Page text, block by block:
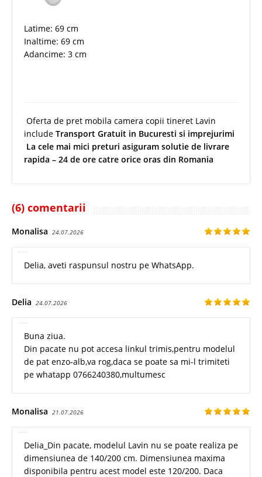
Latime: 69 cm
Inaltime: 69 cm
Adancime: 3 cm
Oferta de pret mobila camera copii tineret Lavin
include Transport Gratuit in Bucuresti si imprejurimi
La cele mai mici preturi asiguram solutie de livrare
rapida – 24 de ore catre orice oras din Romania
(6) comentarii
Monalisa 24.07.2026
Delia, aveti raspunsul nostru pe WhatsApp.
Delia 24.07.2026
Buna ziua.
Din pacate nu pot accesa linkul trimis,pentru modelul
de pat enzo-alb,va rog,daca se poate sa mi-l trimiteti
pe whatapp 0766240380,multumesc
Monalisa 21.07.2026
Delia_Din pacate, modelul Lavin nu se poate realiza pe
dimensiunea de 140/200 cm. Dimensiunea maxima
disponibila pentru acest model este 120/200. Daca